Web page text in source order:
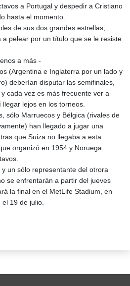
a Portugal y despedir a Cristiano
hasta el momento.
de sus dos grandes estrellas,
a pelear por un título que se le resiste
a más -
(Argentina e Inglaterra por un lado y
deberían disputar las semifinales,
cada vez es más frecuente ver a
lejos en los torneos.
sólo Marruecos y Bélgica (rivales de
han llegado a jugar una
que Suiza no llegaba a esta
organizó en 1954 y Noruega
un sólo representante del otrora
se enfrentarán a partir del jueves
la final en el MetLife Stadium, en
el 19 de julio.